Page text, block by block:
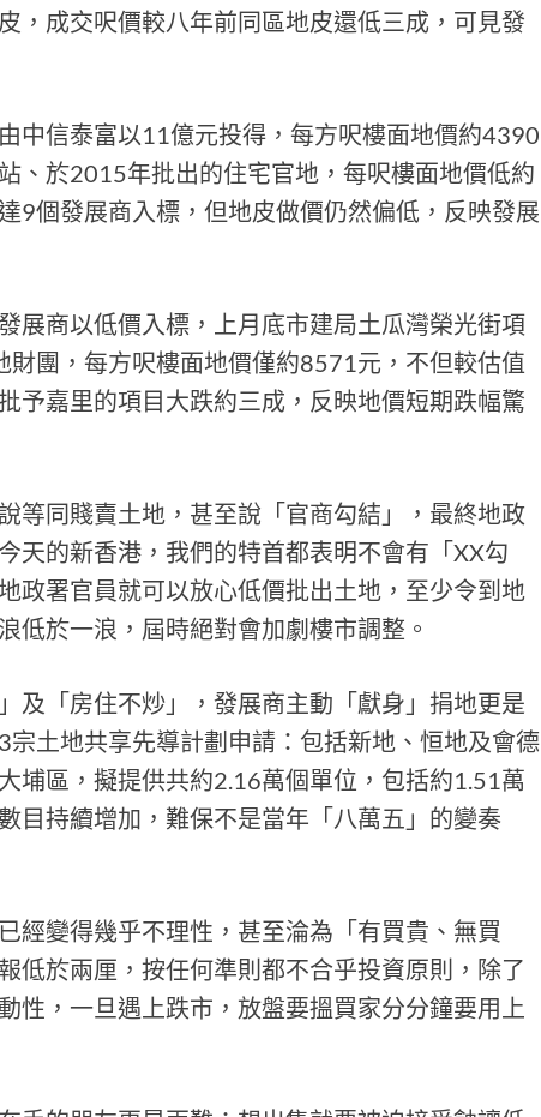
，成交呎價較八年前同區地皮還低三成，可見發
中信泰富以11億元投得，每方呎樓面地價約4390
、於2015年批出的住宅官地，每呎樓面地價低約
9個發展商入標，但地皮做價仍然偏低，反映發展
展商以低價入標，上月底市建局土瓜灣榮光街項
團，每方呎樓面地價僅約8571元，不但較估值
予嘉里的項目大跌約三成，反映地價短期跌幅驚
等同賤賣土地，甚至說「官商勾結」，最終地政
天的新香港，我們的特首都表明不會有「XX勾
政署官員就可以放心低價批出土地，至少令到地
低於一浪，屆時絕對會加劇樓市調整。
及「房住不炒」，發展商主動「獻身」捐地更是
土地共享先導計劃申請：包括新地、恒地及會德
埔區，擬提供共約2.16萬個單位，包括約1.51萬
目持續增加，難保不是當年「八萬五」的變奏
經變得幾乎不理性，甚至淪為「有買貴、無買
低於兩厘，按任何準則都不合乎投資原則，除了
性，一旦遇上跌市，放盤要搵買家分分鐘要用上